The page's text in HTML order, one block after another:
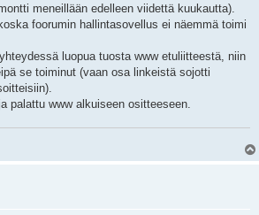
meneillään edelleen viidettä kuukautta).
foorumin hallintasovellus ei näemmä toimi
luopua tuosta www etuliitteestä, niin
se toiminut (vaan osa linkeistä sojotti
palattu www alkuiseen ositteeseen.